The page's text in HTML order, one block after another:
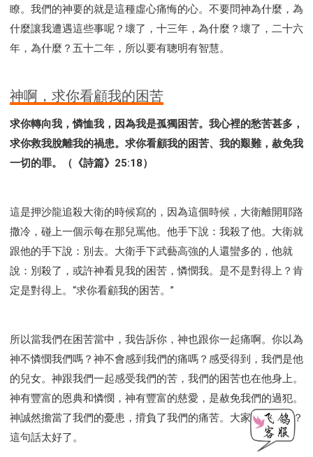
瞭。我們的神要的就是這種虛心痛悔的心。不要問神為什麼，為
什麼讓我遭遇這些事呢？壞了，十三年，為什麼？壞了，二十六
年，為什麼？五十二年，所以要有聰明有智慧。
神啊，求你看顧我的困苦
求你轉向我，憐恤我，因為我是孤獨困苦。我心裡的愁苦甚多，
求你救我脫離我的禍患。求你看顧我的困苦、我的艱難，赦免我
一切的罪。（《詩篇》25:18）
這是押沙龍追殺大衛的時候寫的，因為這個時候，大衛離開耶路
撒冷，碰上一個示每在那兒罵他。他手下說：我殺了他。大衛就
跟他的手下說：別去。大衛手下武藝高強的人還蠻多的，他就
說：別殺了，或許神看見我的困苦，憐憫我。是不是對得上？肯
定是對得上。“求你看顧我的困苦。”
所以當我們在困苦當中，我告訴你，神也跟你一起痛啊。你以為
神不憐憫我們嗎？神不會感到我們的痛嗎？感受得到，我們是他
的兒女。神跟我們一起感受我們的苦，我們的困苦也在他身上。
神有豐富的恩典和憐憫，神有豐富的慈愛，是赦免我們的過犯。
神誠然擔當了我們的憂患，揹負了我們的痛苦。大家能理解嗎？
這句話太好了。